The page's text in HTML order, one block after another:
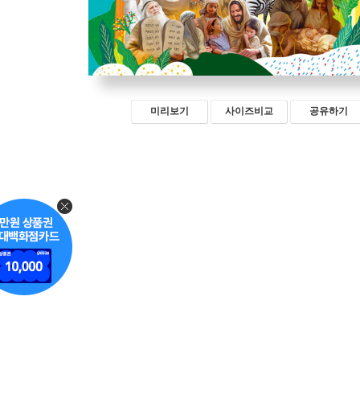
미리보기 사이즈비교 공유하기